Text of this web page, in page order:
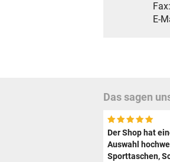
Fax:
E-Mail:
Das sagen
Der Shop hat
Auswahl
Sporttaschen,